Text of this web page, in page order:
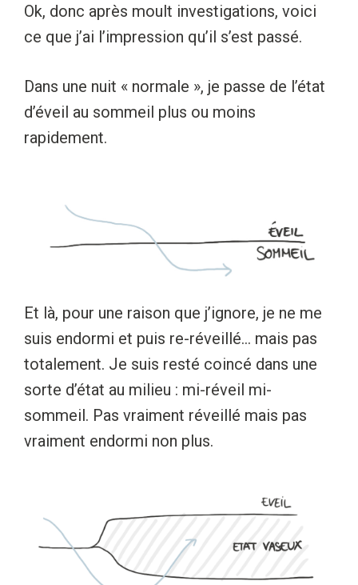
Ok, donc après moult investigations, voici
ce que j’ai l’impression qu’il s’est passé.
Dans une nuit « normale », je passe de l’état
d’éveil au sommeil plus ou moins
rapidement.
Et là, pour une raison que j’ignore, je ne me
suis endormi et puis re-réveillé… mais pas
totalement. Je suis resté coincé dans une
sorte d’état au milieu : mi-réveil mi-
sommeil. Pas vraiment réveillé mais pas
vraiment endormi non plus.